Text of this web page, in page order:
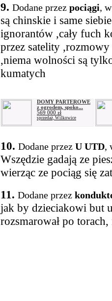
9. Dodane przez pociągi,
są chinskie i same
ignorantów ,cały fuch
przez satelity
,niema wolności są
kumatych
DOMY PARTEROWE
z ogrodem, spoko...
569 000 zł
sprzedaż, Wilkowice
10. Dodane przez U UTD,
Wszędzie gadają ze
wierząc ze pociąg się
11. Dodane przez
jak by dzieciakowi but
rozsmarował po